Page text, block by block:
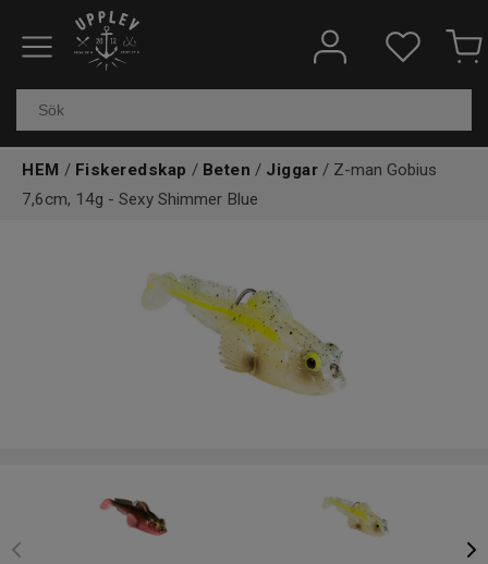
Fiskeredskap
Kläder & skor
HEM / Fiskeredskap / Beten / Jiggar / Z-man Gobius
7,6cm, 14g - Sexy Shimmer Blue